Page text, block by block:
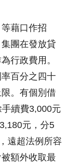
藉口作招
團在發放貸
行政費用。
百分之四十
。有個別借
續費3,000元
元，分5
遠超法例所容
額外收取最